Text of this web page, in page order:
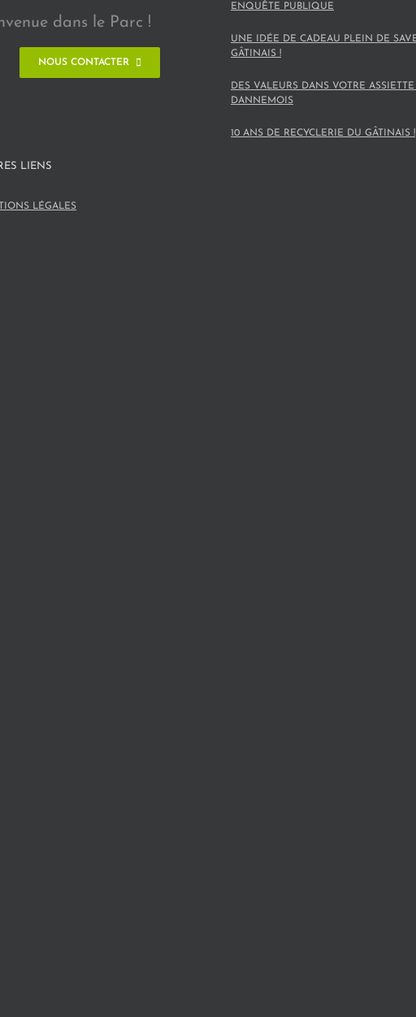
dans le Parc !
NOUS CONTACTER
ENQUÊTE PUBLIQUE
UNE IDÉE DE CADEAU PLEIN DE
GÂTINAIS !
DES VALEURS DANS VOTRE
DANNEMOIS
10 ANS DE RECYCLERIE DU GÂTINAIS !
LIENS
LÉGALES